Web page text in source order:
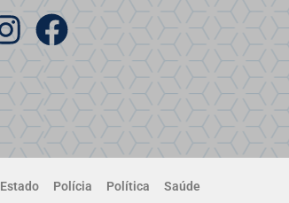
Estado Polícia Política Saúde